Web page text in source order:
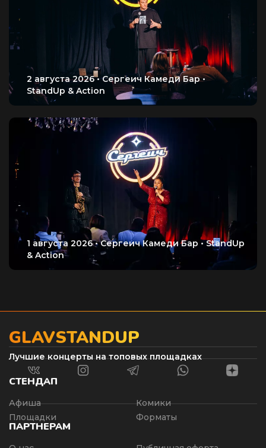
GLAVSTANDUP
Лучшие концерты на топовых площадках
СТЕНДАП
Афиша
Площадки
Комики
Форматы
ПАРТНЕРАМ